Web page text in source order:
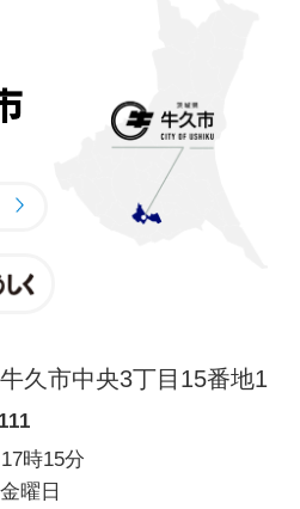
久市中央3丁目15番地1
時15分
曜日